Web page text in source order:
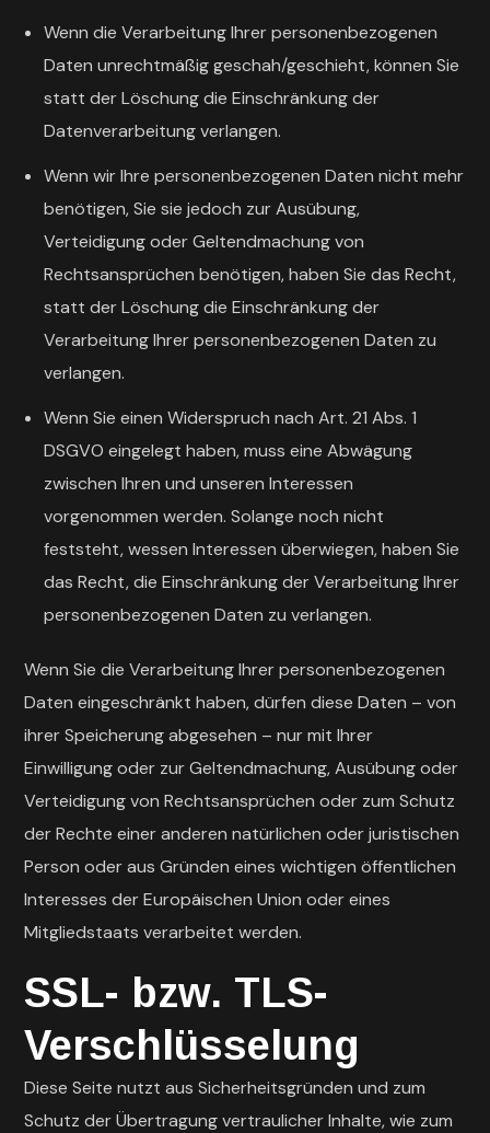
Wenn die Verarbeitung Ihrer personenbezogenen
Daten unrechtmäßig geschah/geschieht, können Sie
statt der Löschung die Einschränkung der
Datenverarbeitung verlangen.
Wenn wir Ihre personenbezogenen Daten nicht mehr
benötigen, Sie sie jedoch zur Ausübung,
Verteidigung oder Geltendmachung von
Rechtsansprüchen benötigen, haben Sie das Recht,
statt der Löschung die Einschränkung der
Verarbeitung Ihrer personenbezogenen Daten zu
verlangen.
Wenn Sie einen Widerspruch nach Art. 21 Abs. 1
DSGVO eingelegt haben, muss eine Abwägung
zwischen Ihren und unseren Interessen
vorgenommen werden. Solange noch nicht
feststeht, wessen Interessen überwiegen, haben Sie
das Recht, die Einschränkung der Verarbeitung Ihrer
personenbezogenen Daten zu verlangen.
Wenn Sie die Verarbeitung Ihrer personenbezogenen
Daten eingeschränkt haben, dürfen diese Daten – von
ihrer Speicherung abgesehen – nur mit Ihrer
Einwilligung oder zur Geltendmachung, Ausübung oder
Verteidigung von Rechtsansprüchen oder zum Schutz
der Rechte einer anderen natürlichen oder juristischen
Person oder aus Gründen eines wichtigen öffentlichen
Interesses der Europäischen Union oder eines
Mitgliedstaats verarbeitet werden.
SSL- bzw. TLS-
Verschlüsselung
Diese Seite nutzt aus Sicherheitsgründen und zum
Schutz der Übertragung vertraulicher Inhalte, wie zum